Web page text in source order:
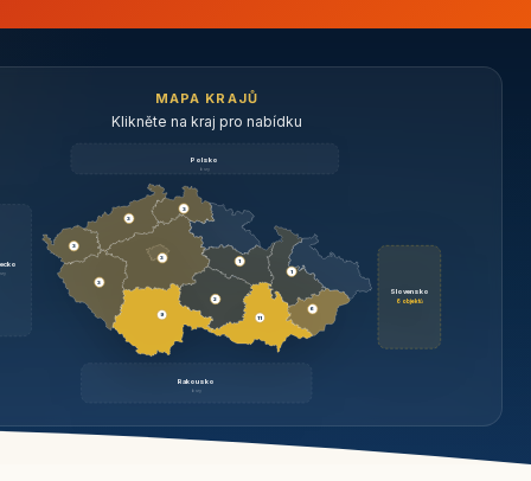
MAPA KRAJŮ
Klikněte na kraj pro nabídku
Polsko
brzy
Slovensko
6 objektů
Rakousko
brzy
3
9
3
3
3
3
1
2
11
1
6